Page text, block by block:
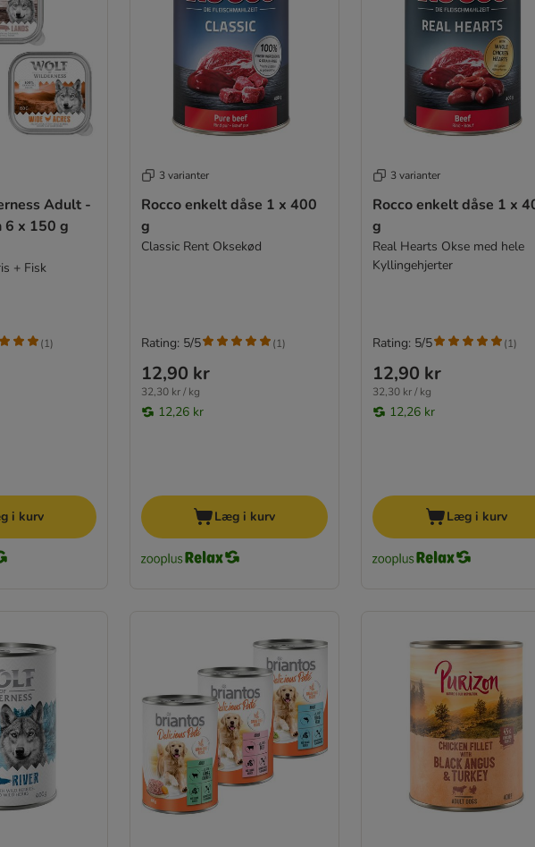
Adult -
6 x 150 g
+ Fisk
(1)
i kurv
3 varianter
Rocco enkelt dåse 1 x 400
g
Classic Rent Oksekød
12,90 kr
32,30 kr / kg
12,26 kr
Rating: 5/5 (1)
Læg i kurv
3 varianter
Rocco enkelt dåse 1 x 400
g
Real Hearts Okse med hele
Kyllingehjerter
12,90 kr
32,30 kr / kg
12,26 kr
Rating: 5/5 (1)
Læg i kurv